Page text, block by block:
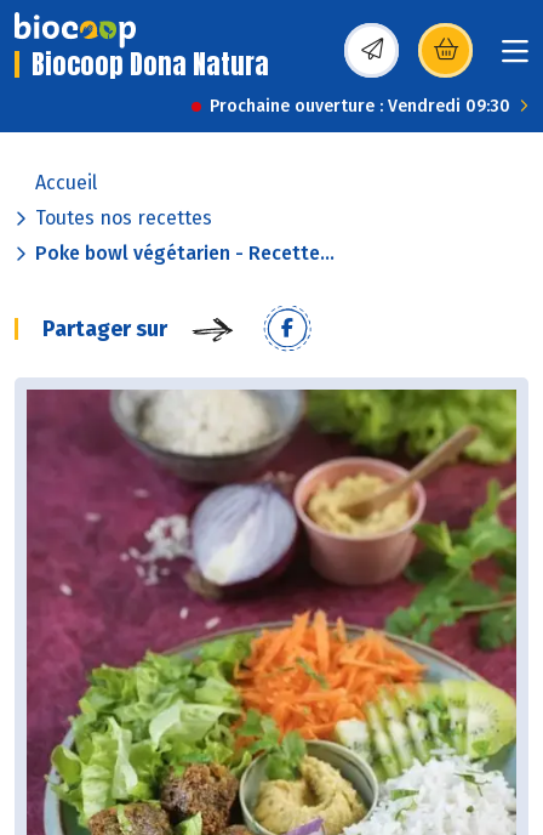
Biocoop Dona Natura (s’ouvre dans une
Prochaine ouverture : Vendredi 09:30
Accueil
Toutes nos recettes
Poke bowl végétarien - Recette...
Partager sur